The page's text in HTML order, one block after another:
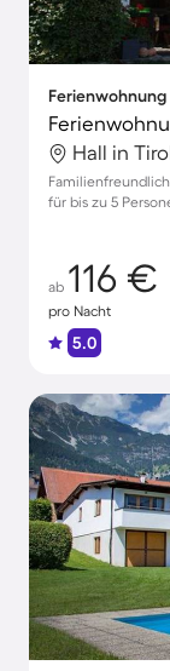
Ferienwohnung
Hall in
für bis zu 5
ab 116 €
pro Nacht
5.0